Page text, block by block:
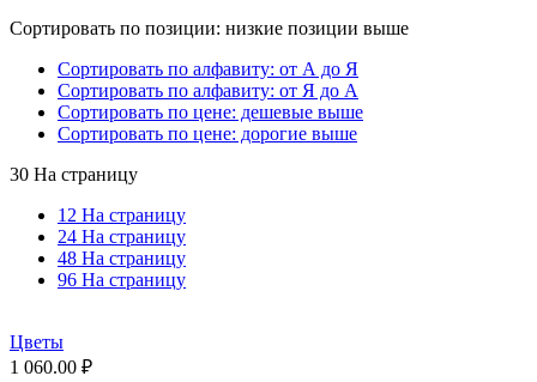
Сортировать по позиции: низкие позиции выше
Сортировать по алфавиту: от А до Я
Сортировать по алфавиту: от Я до А
Сортировать по цене: дешевые выше
Сортировать по цене: дорогие выше
30 На страницу
12 На страницу
24 На страницу
48 На страницу
96 На страницу
Цветы
1 060.00 ₽